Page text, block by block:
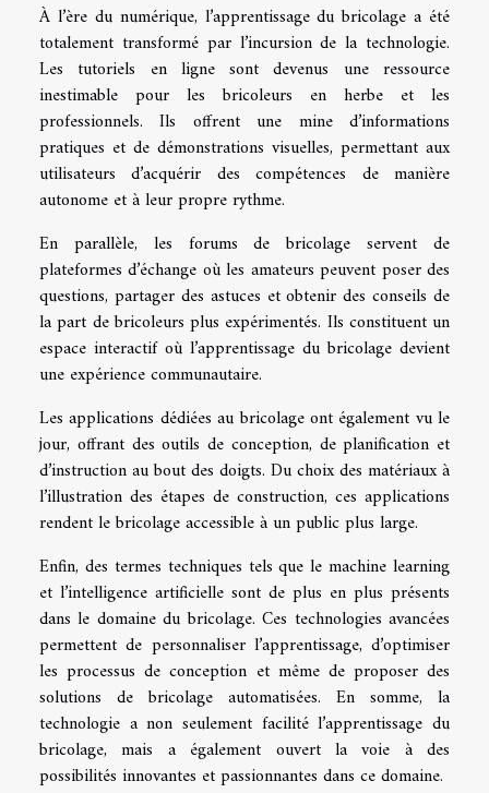
À l’ère du numérique, l’apprentissage du bricolage a été
totalement transformé par l’incursion de la technologie.
Les tutoriels en ligne sont devenus une ressource
inestimable pour les bricoleurs en herbe et les
professionnels. Ils offrent une mine d’informations
pratiques et de démonstrations visuelles, permettant aux
utilisateurs d’acquérir des compétences de manière
autonome et à leur propre rythme.
En parallèle, les forums de bricolage servent de
plateformes d’échange où les amateurs peuvent poser des
questions, partager des astuces et obtenir des conseils de
la part de bricoleurs plus expérimentés. Ils constituent un
espace interactif où l’apprentissage du bricolage devient
une expérience communautaire.
Les applications dédiées au bricolage ont également vu le
jour, offrant des outils de conception, de planification et
d’instruction au bout des doigts. Du choix des matériaux à
l’illustration des étapes de construction, ces applications
rendent le bricolage accessible à un public plus large.
Enfin, des termes techniques tels que le machine learning
et l’intelligence artificielle sont de plus en plus présents
dans le domaine du bricolage. Ces technologies avancées
permettent de personnaliser l’apprentissage, d’optimiser
les processus de conception et même de proposer des
solutions de bricolage automatisées. En somme, la
technologie a non seulement facilité l’apprentissage du
bricolage, mais a également ouvert la voie à des
possibilités innovantes et passionnantes dans ce domaine.